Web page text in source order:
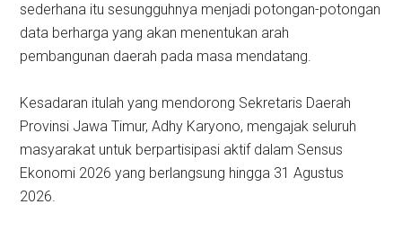
sederhana itu sesungguhnya menjadi potongan-potongan
data berharga yang akan menentukan arah
pembangunan daerah pada masa mendatang.
Kesadaran itulah yang mendorong Sekretaris Daerah
Provinsi Jawa Timur, Adhy Karyono, mengajak seluruh
masyarakat untuk berpartisipasi aktif dalam Sensus
Ekonomi 2026 yang berlangsung hingga 31 Agustus
2026.